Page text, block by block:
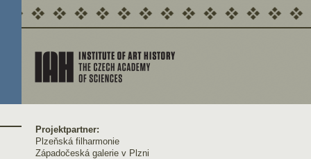
Projektpartner:
Plzeňská filharmonie
Západočeská galerie v Plzni